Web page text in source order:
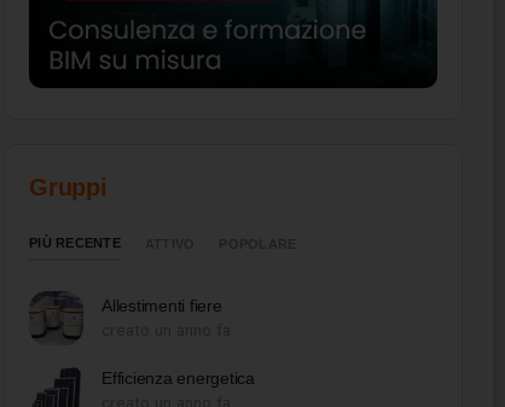
Gruppi
PIÙ RECENTE
Allestimenti fiere
Efficienza energetica